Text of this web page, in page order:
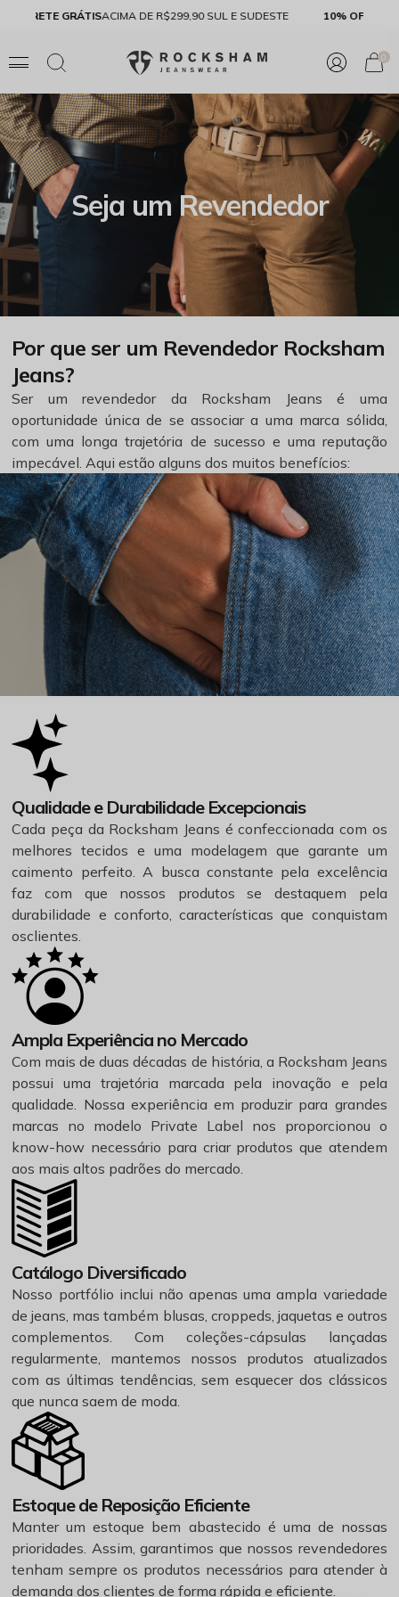
FRETE GRÁTISACIMA DE R$299,90 SUL E SUDESTE
0
Seja um Revendedor
Por que ser um Revendedor Rocksham
Jeans?
Ser um revendedor da Rocksham Jeans é uma
oportunidade única de se associar a uma marca sólida,
com uma longa trajetória de sucesso e uma reputação
impecável. Aqui estão alguns dos muitos benefícios:
Qualidade e Durabilidade Excepcionais
Cada peça da Rocksham Jeans é confeccionada com os
melhores tecidos e uma modelagem que garante um
caimento perfeito. A busca constante pela excelência
faz com que nossos produtos se destaquem pela
durabilidade e conforto, características que conquistam
osclientes.
Ampla Experiência no Mercado
Com mais de duas décadas de história, a Rocksham Jeans
possui uma trajetória marcada pela inovação e pela
qualidade. Nossa experiência em produzir para grandes
marcas no modelo Private Label nos proporcionou o
know-how necessário para criar produtos que atendem
aos mais altos padrões do mercado.
Catálogo Diversificado
Nosso portfólio inclui não apenas uma ampla variedade
de jeans, mas também blusas, croppeds, jaquetas e outros
complementos. Com coleções-cápsulas lançadas
regularmente, mantemos nossos produtos atualizados
com as últimas tendências, sem esquecer dos clássicos
que nunca saem de moda.
Estoque de Reposição Eficiente
Manter um estoque bem abastecido é uma de nossas
prioridades. Assim, garantimos que nossos revendedores
tenham sempre os produtos necessários para atender à
demanda dos clientes de forma rápida e eficiente.